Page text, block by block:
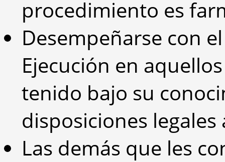
procedimiento es
Desempeñarse con
Ejecución en
tenido bajo su
disposiciones legales
Las demás que les